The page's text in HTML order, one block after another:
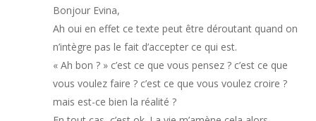
Bonjour Evina,
Ah oui en effet ce texte peut être déroutant quand on
n’intègre pas le fait d’accepter ce qui est.
« Ah bon ? » c’est ce que vous pensez ? c’est ce que
vous voulez faire ? c’est ce que vous voulez croire ?
mais est-ce bien la réalité ?